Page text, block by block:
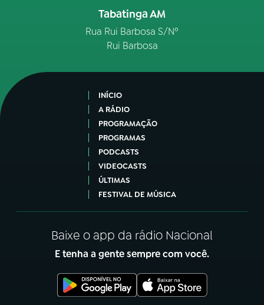
Tabatinga AM
Rua Rui Barbosa S/Nº
Rui Barbosa
INÍCIO
A RÁDIO
PROGRAMAÇÃO
PROGRAMAS
PODCASTS
VIDEOCASTS
ÚLTIMAS
FESTIVAL DE MÚSICA
Baixe o app da rádio Nacional
E tenha a gente sempre com você.